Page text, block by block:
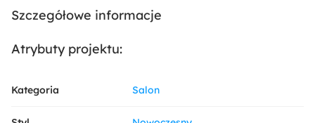
Szczegółowe informacje
Atrybuty projektu:
Kategoria Salon